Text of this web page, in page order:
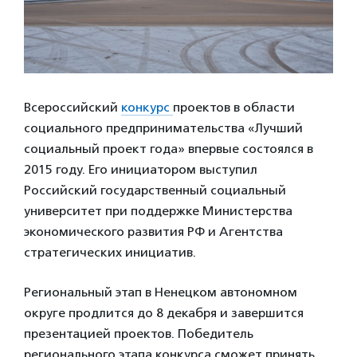
Всероссийский конкурс проектов в области
социального предпринимательства «Лучший
социальный проект года» впервые состоялся в
2015 году. Его инициатором выступил
Российский государственный социальный
университет при поддержке Министерства
экономического развития РФ и Агентства
стратегических инициатив.
Региональный этап в Ненецком автономном
округе продлится до 8 декабря и завершится
презентацией проектов. Победитель
регионального этапа конкурса сможет принять